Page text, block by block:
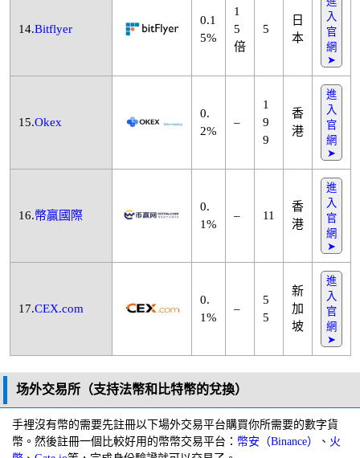
14.Bitflyer
0.1
5%
1
5
倍
5
日
本
入
官
網
➤
15.Okex
0.
2%
–
1
9
9
香
港
進
入
官
網
➤
16.幣贏國際
0.
1%
– 11
香
港
進
入
官
網
➤
17.CEX.com
0.
1%
–
5
5
新
加
坡
進
入
官
網
➤
场外交易所（支持法幣和比特幣的兌換）
手裡沒有幣的需要先註冊以下場外交易平台購買你所需要的數字貨
幣。然後註冊一個比較好用的幣幣交易平台： 幣安（Binance） 、 火